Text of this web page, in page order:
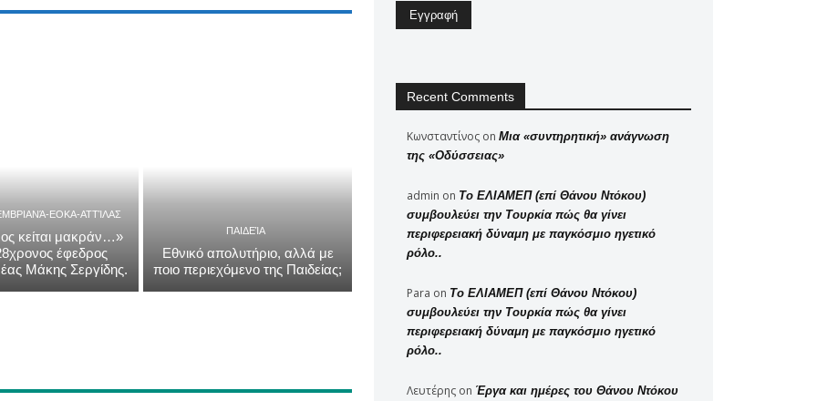
ΕΟΚΑ-ΑΤΤΊΛΑΣ
κείται μακράν…»
έφεδρος
Μάκης Σεργίδης.
ΠΑΙΔΕΊΑ
Εθνικό απολυτήριο, αλλά με
ποιο περιεχόμενο της Παιδείας;
Recent Comments
Κωνσταντίνος on Μια «συντηρητική» ανάγνωση
της «Οδύσσειας»
admin on Το ΕΛΙΑΜΕΠ (επί Θάνου Ντόκου)
συμβουλεύει την Τουρκία πώς θα γίνει
περιφερειακή δύναμη με παγκόσμιο ηγετικό
ρόλο..
Para on Το ΕΛΙΑΜΕΠ (επί Θάνου Ντόκου)
συμβουλεύει την Τουρκία πώς θα γίνει
περιφερειακή δύναμη με παγκόσμιο ηγετικό
ρόλο..
Λευτέρης on Έργα και ημέρες του Θάνου Ντόκου